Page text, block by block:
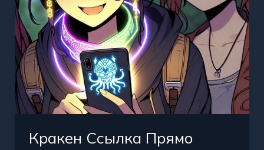
Кракен Ссылка Прямо